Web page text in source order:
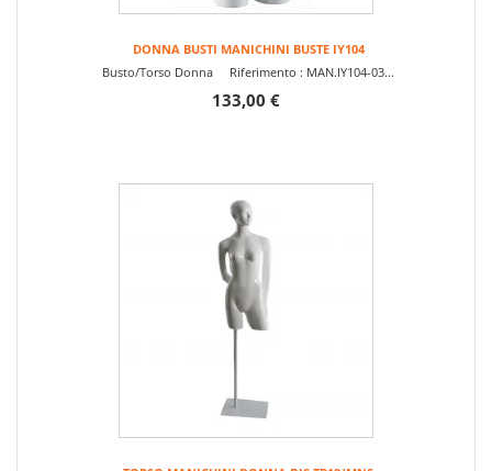
DONNA BUSTI MANICHINI BUSTE IY104
Busto/Torso Donna Riferimento : MAN.IY104-03...
133,00 €